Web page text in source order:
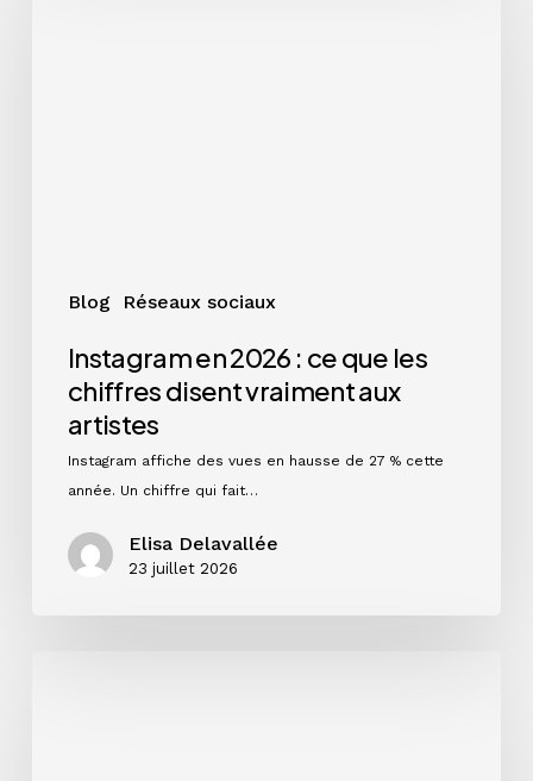
Blog Réseaux sociaux
Instagram en 2026 : ce que les
chiffres disent vraiment aux
artistes
Instagram affiche des vues en hausse de 27 % cette
année. Un chiffre qui fait…
Elisa Delavallée
23 juillet 2026